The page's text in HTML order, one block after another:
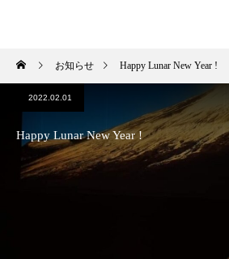
お知らせ Happy Lunar New Year !
2022.02.01
Happy Lunar New Year !